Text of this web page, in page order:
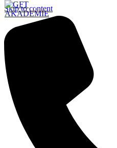
Skip to content